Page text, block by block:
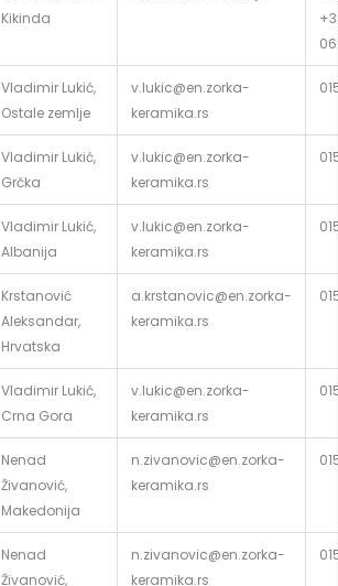
Kikinda
Vladimir Lukić,
Ostale zemlje
v.lukic@en.zorka-
keramika.rs
Vladimir Lukić,
Grčka
v.lukic@en.zorka-
keramika.rs
Vladimir Lukić,
Albanija
v.lukic@en.zorka-
keramika.rs
Krstanović
Aleksandar,
Hrvatska
a.krstanovic@en.zorka-
keramika.rs
Vladimir Lukić,
Crna Gora
v.lukic@en.zorka-
keramika.rs
Nenad
Živanović,
Makedonija
n.zivanovic@en.zorka-
keramika.rs
Nenad
Živanović,
n.zivanovic@en.zorka-
keramika.rs